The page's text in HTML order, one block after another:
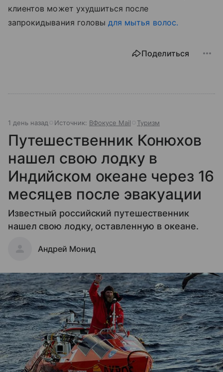
клиентов может ухудшиться после
запрокидывания головыдля мытья волос.
Поделиться
1 день назад Источник: ВФокусе Mail Туризм
Путешественник Конюхов
нашел свою лодку в
Индийском океане через 16
месяцев после эвакуации
Известный российский путешественник
нашел свою лодку, оставленную в океане.
Андрей Монид